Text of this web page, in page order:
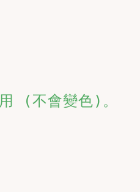
(不會變色)。